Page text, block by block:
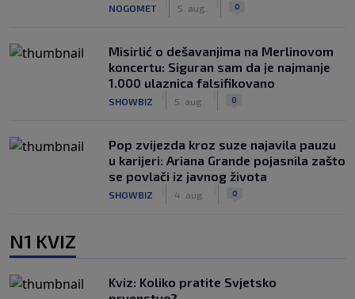
NOGOMET 5. aug. 0
Misirlić o dešavanjima na Merlinovom
koncertu: Siguran sam da je najmanje
1.000 ulaznica falsifikovano
SHOWBIZ 5. aug. 0
Pop zvijezda kroz suze najavila pauzu
u karijeri: Ariana Grande pojasnila zašto
se povlači iz javnog života
SHOWBIZ 4. aug. 0
N1 KVIZ
Kviz: Koliko pratite Svjetsko